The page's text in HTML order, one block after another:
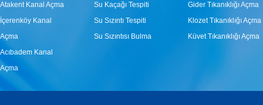
Atakent Kanal Açma
İçerenköy Kanal
Açma
Acıbadem Kanal
Açma
Su Kaçağı Tespiti
Su Sızıntı Tespiti
Su Sızıntısı Bulma
Gider Tıkanıklığı Açma
Klozet Tıkanıklığı Açma
Küvet Tıkanıklığı Açma